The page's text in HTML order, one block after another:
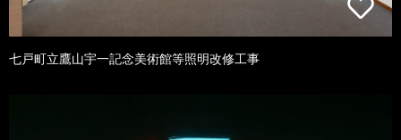
七戸町立鷹山宇一記念美術館等照明改修工事